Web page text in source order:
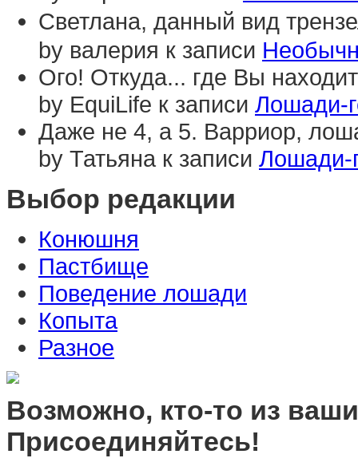
Светлана, данный вид
by валерия к записи
Ого! Откуда... где Вы
by EquiLife к записи Лошади-
Даже не 4, а 5. Варриор,
by Татьяна к записи Лошади-
Выбор редакции
Конюшня
Пастбище
Поведение лошади
Копыта
Разное
Возможно, кто-то из
Присоединяйтесь!